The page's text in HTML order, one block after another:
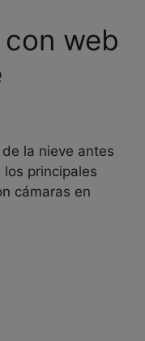
web
la nieve antes
principales
cámaras en